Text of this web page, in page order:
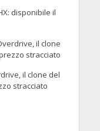
disponibile il
il clone
stracciato
il clone del
stracciato